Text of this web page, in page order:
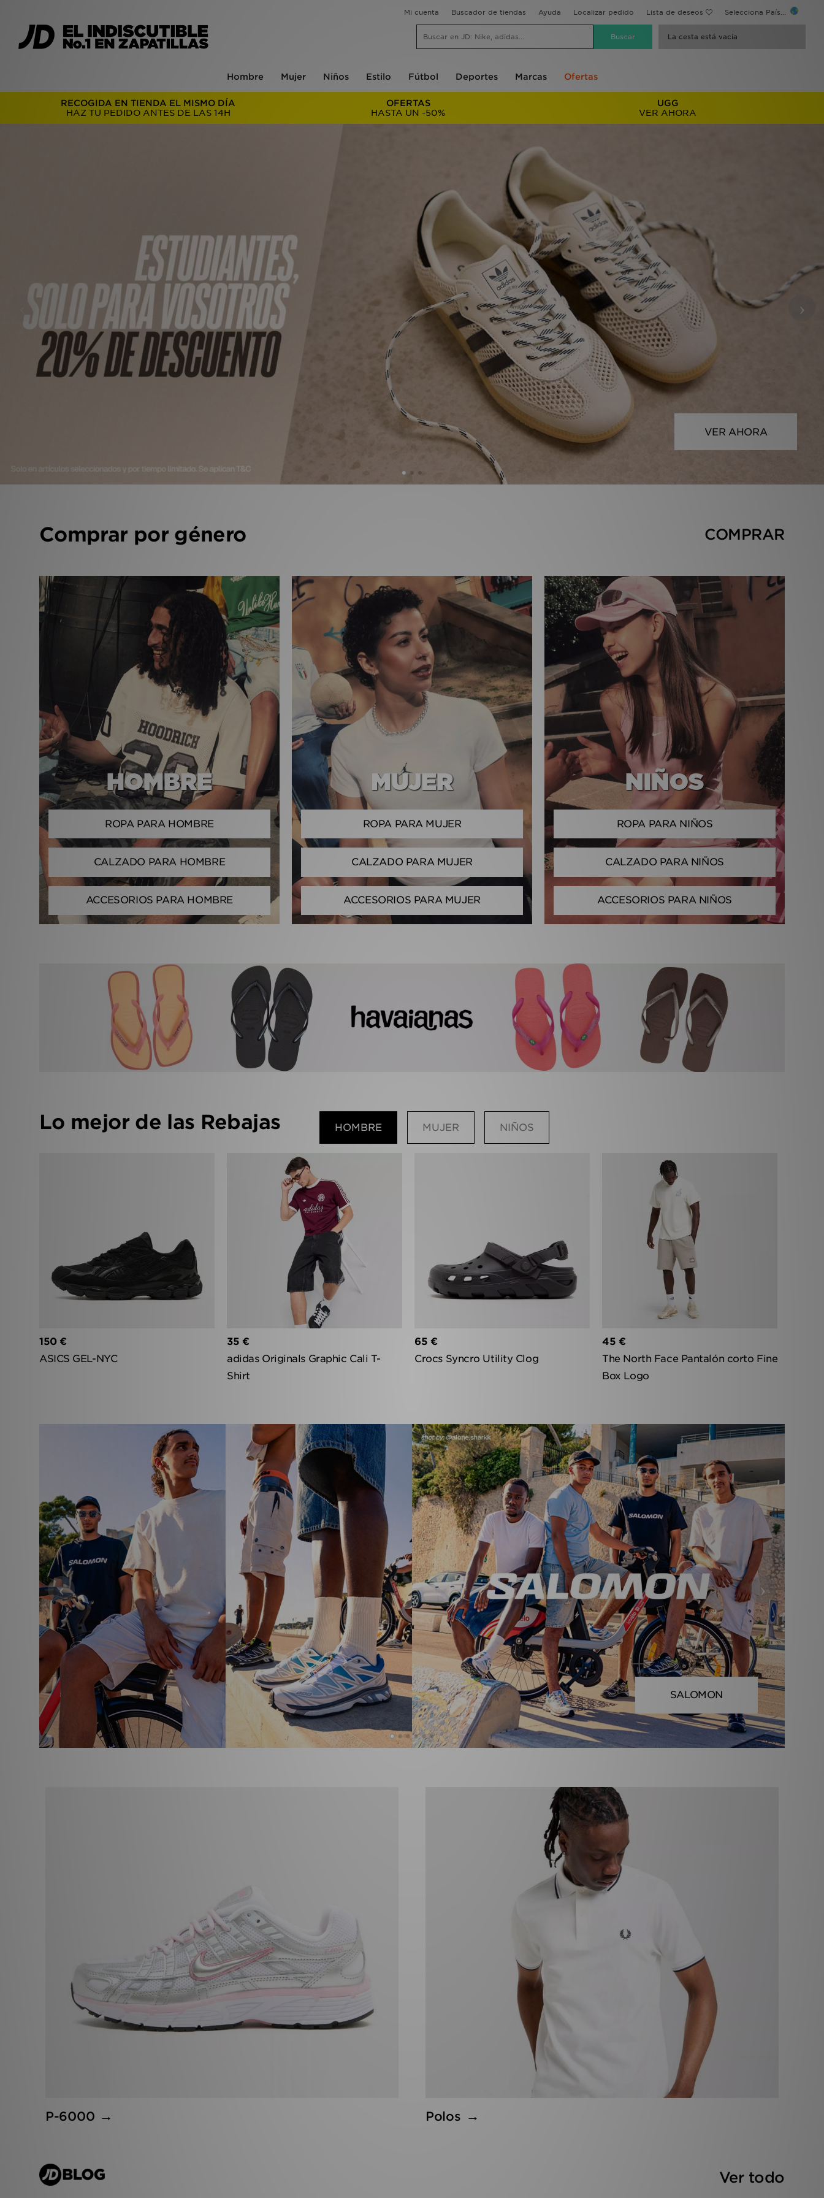
Mi cuenta Buscador de tiendas Ayuda Localizar pedido Lista de deseos Selecciona País...
La cesta está vacía
Hombre Mujer Niños Estilo Fútbol Deportes Marcas Ofertas
RECOGIDA EN TIENDA EL MISMO DÍA
HAZ TU PEDIDO ANTES DE LAS 14H
OFERTAS
HASTA UN -50%
UGG
VER AHORA
VER AHORA
›
Comprar por género COMPRAR
HOMBRE
ROPA PARA HOMBRE
CALZADO PARA HOMBRE
ACCESORIOS PARA HOMBRE
MUJER
ROPA PARA MUJER
CALZADO PARA MUJER
ACCESORIOS PARA MUJER
NIÑOS
ROPA PARA NIÑOS
CALZADO PARA NIÑOS
ACCESORIOS PARA NIÑOS
Lo mejor de las Rebajas HOMBRE MUJER NIÑOS
ASICS GEL-NYC
150 €
adidas Originals Graphic Cali T-
Shirt
35 €
Crocs Syncro Utility Clog
65 €
The North Face Pantalón corto Fine
Box Logo
45 €
SALOMON
‹ ›
P-6000 Polos
Ver todo